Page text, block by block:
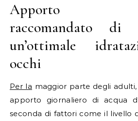
Apporto
raccomandato di
un’ottimale
occhi
Per la maggior parte degli
apporto giornaliero di acqua
seconda di fattori come il livello